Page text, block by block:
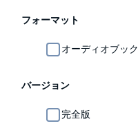
フォーマット
オーディオブック
バージョン
完全版